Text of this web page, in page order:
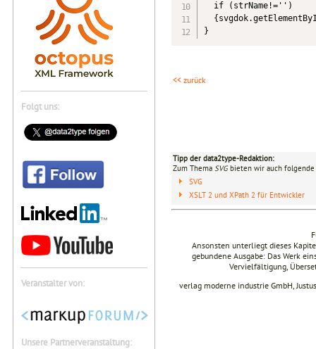
Folgt uns:
Veranstalter von:
Unsere Partnerveranstaltung:
  if (strName!='')
<< zurück
Tipp der data2type-Redaktion:
Zum Thema SVGbieten wir auch folgende
SVG
XSLT 2 und XPath 2 für Entwickler
Ansonsten unterliegt dieses
gebundene Ausgabe: Das Werk
Vervielfältigung,
verlag moderne industrie GmbH,